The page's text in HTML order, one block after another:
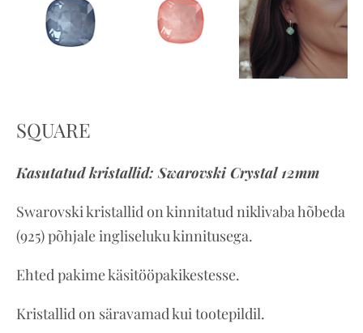
SQUARE
Kasutatud kristallid: SwarovskiCrystal 12mm
Swarovski kristallid on kinnitatud niklivaba hõbeda
(925) põhjale ingliseluku kinnitusega.
Ehted pakime käsitööpakikestesse.
Kristallid on säravamad kui tootepildil.